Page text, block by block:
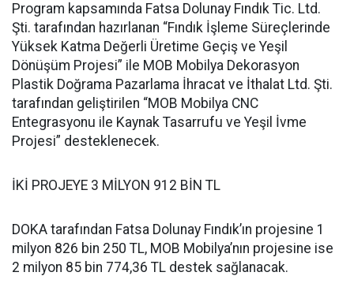
Program kapsamında Fatsa Dolunay Fındık Tic. Ltd.
Şti. tarafından hazırlanan “Fındık İşleme Süreçlerinde
Yüksek Katma Değerli Üretime Geçiş ve Yeşil
Dönüşüm Projesi” ile MOB Mobilya Dekorasyon
Plastik Doğrama Pazarlama İhracat ve İthalat Ltd. Şti.
tarafından geliştirilen “MOB Mobilya CNC
Entegrasyonu ile Kaynak Tasarrufu ve Yeşil İvme
Projesi” desteklenecek.
İKİ PROJEYE 3 MİLYON 912 BİN TL
DOKA tarafından Fatsa Dolunay Fındık’ın projesine 1
milyon 826 bin 250 TL, MOB Mobilya’nın projesine ise
2 milyon 85 bin 774,36 TL destek sağlanacak.